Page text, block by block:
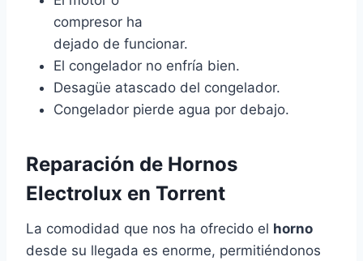
compresor ha
dejado de funcionar.
El congelador no enfría bien.
Desagüe atascado del congelador.
Congelador pierde agua por debajo.
Reparación de Hornos
Electrolux en Torrent
La comodidad que nos ha ofrecido el horno
desde su llegada es enorme, permitiéndonos